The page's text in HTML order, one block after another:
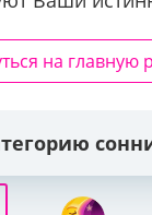
на главную